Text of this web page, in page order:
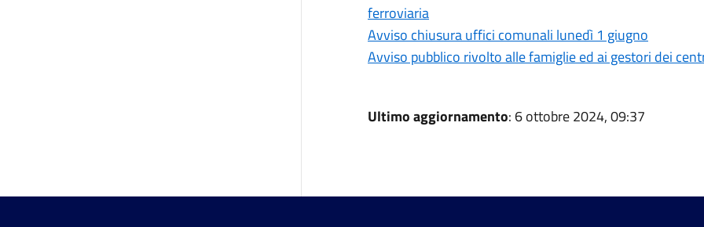
ferroviaria
Avviso chiusura uffici comunali lunedì 1 giugno
Avviso pubblico rivolto alle famiglie ed ai gestori dei
Ultimo aggiornamento: 6 ottobre 2024, 09:37